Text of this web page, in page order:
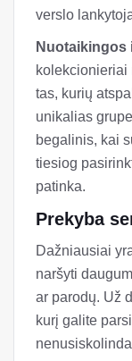
verslo
Nuotaikingos
kolekcionieriai
tas, kurių
unikalias
begalinis, kai
tiesiog
patinka.
Prekyba
Dažniausiai
naršyti
ar parodų. Už
kurį galite